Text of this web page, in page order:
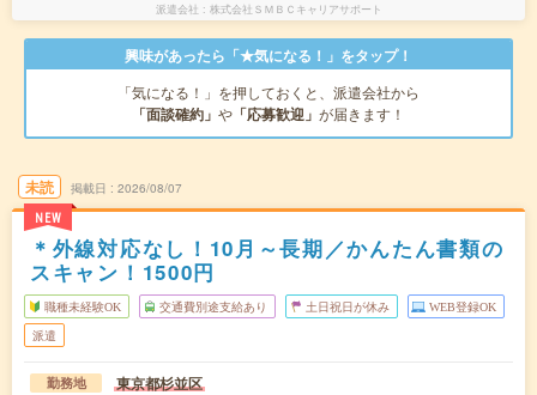
派遣会社 株式会社ＳＭＢＣキャリアサポート
興味があったら「★気になる！」をタップ！
「気になる！」を押しておくと、派遣会社から
「面談確約」 や 「応募歓迎」 が届きます！
未読
NEW
掲載日 2026/08/07
＊外線対応なし！10月～長期／かんたん書類の
スキャン！1500円
職種未経験OK 交通費別途支給あり 土日祝日が休み WEB登録OK
派遣
勤務地 東京都杉並区